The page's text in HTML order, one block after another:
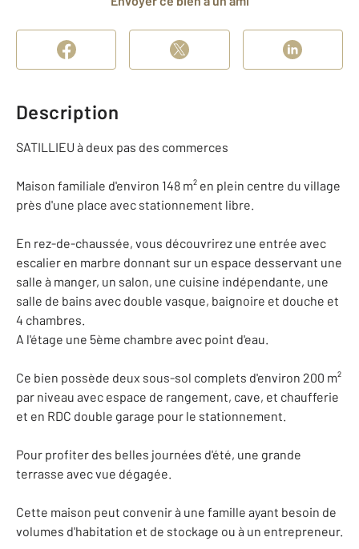
Description
SATILLIEU à deux pas des commerces
Maison familiale d'environ 148 m² en plein centre du village
près d'une place avec stationnement libre.
En rez-de-chaussée, vous découvrirez une entrée avec
escalier en marbre donnant sur un espace desservant une
salle à manger, un salon, une cuisine indépendante, une
salle de bains avec double vasque, baignoire et douche et
4 chambres.
A l'étage une 5ème chambre avec point d'eau.
Ce bien possède deux sous-sol complets d'environ 200 m²
par niveau avec espace de rangement, cave, et chaufferie
et en RDC double garage pour le stationnement.
Pour profiter des belles journées d'été, une grande
terrasse avec vue dégagée.
Cette maison peut convenir à une famille ayant besoin de
volumes d'habitation et de stockage ou à un entrepreneur.